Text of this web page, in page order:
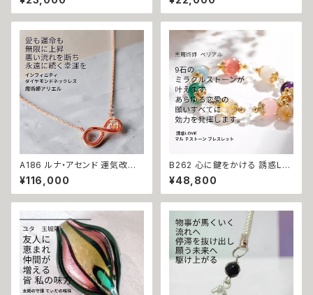
事運を覚醒させる 獅子の威厳
と勝者のカリスマ コードチョー
ly製作 ユニセックス 男女兼用
メンズ ライオン プレート ドッグ
タグ 魔術 アクセサリー ブラック
お守り 厄除け
サークル ペンダント N.kelly製
作 開運 白魔術 人間関係 仲直
除けお守り メンズ 男女兼用 ユ
ニセックス 魔術アイテム 指輪
A186 ルナ・アセンド 運気改善
永遠の幸運を結ぶ フルムーン魔
術 開運 インフィニティ ダイヤモ
ンド 0.01ct K10 ネックレス 魔
願い 叶う 恋愛運 縁結び 限定
無限 ジュエリー ペンダント パ
ワーストーン
¥116,000
B262 心に鍵をかける 誘惑LO
VEブレスレット 幸せになれる
悪魔術師 べリアル 願望成就 天
然石 マルチストーン ブレスレッ
石 数珠 強力 縁結び 恋結び 良
縁 引き寄せ 叶う マルチカラー
¥48,800